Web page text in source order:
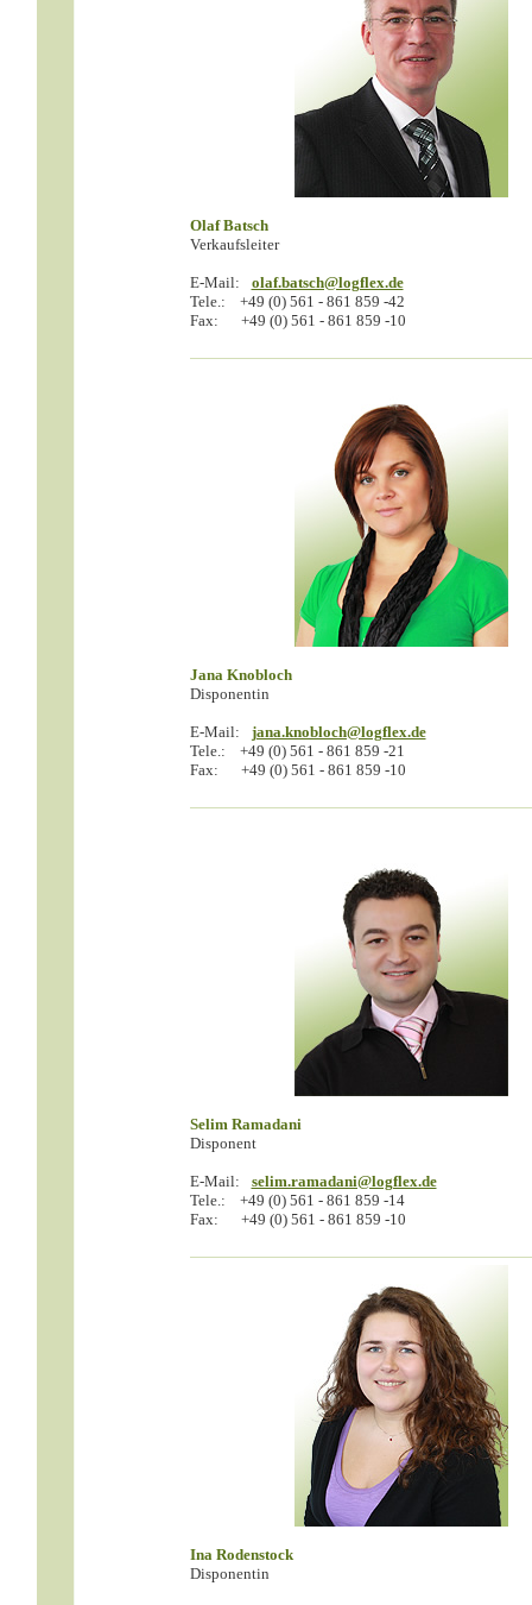
Olaf Batsch
Verkaufsleiter
E-Mail:
olaf.batsch@logflex.de
Tele.:
+49 (0) 561 - 861 859 -42
Fax:
+49 (0) 561 - 861 859 -10
Jana Knobloch
Disponentin
E-Mail:
jana.knobloch@logflex.de
Tele.:
+49 (0) 561 - 861 859 -21
Fax:
+49 (0) 561 - 861 859 -10
Selim Ramadani
Disponent
E-Mail:
selim.ramadani@logflex.de
Tele.:
+49 (0) 561 - 861 859 -14
Fax:
+49 (0) 561 - 861 859 -10
Ina Rodenstock
Disponentin